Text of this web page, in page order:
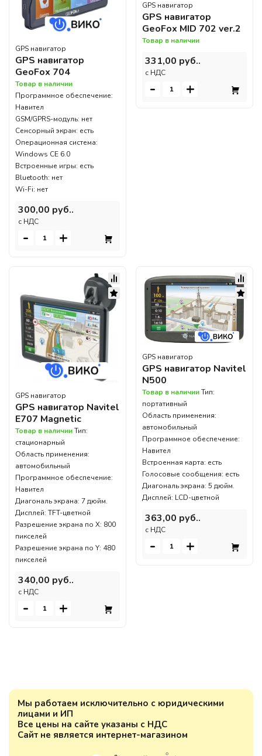
Мы работаем исключительно с юридическими
лицами и ИП
Все цены на сайте указаны с НДС
Сайт не является интернет-магазином
GPS навигатор
GPS навигатор
GeoFox 704
Товар в наличии
Программное обеспечение:
Навител
GSM/GPRS-модуль: нет
Сенсорный экран: есть
Операционная система:
Windows CE 6.0
Встроенные игры: есть
Bluetooth: нет
Wi-Fi: нет
300,00 руб..
c НДС
- +
GPS навигатор
GPS навигатор
GeoFox MID 702 ver.2
Товар в наличии
331,00 руб..
c НДС
- +
GPS навигатор
GPS навигатор Navitel
E707 Magnetic
Товар в наличииТип:
стационарный
Область применения:
автомобильный
Программное обеспечение:
Навител
Диагональ экрана: 7 дюйм.
Дисплей: TFT-цветной
Разрешение экрана по X: 800
пикселей
Разрешение экрана по Y: 480
пикселей
340,00 руб..
c НДС
- +
GPS навигатор
GPS навигатор Navitel
N500
Товар в наличииТип:
портативный
Область применения:
автомобильный
Программное обеспечение:
Навител
Встроенная карта: есть
Голосовые сообщения: есть
Диагональ экрана: 5 дюйм.
Дисплей: LCD-цветной
363,00 руб..
c НДС
- +